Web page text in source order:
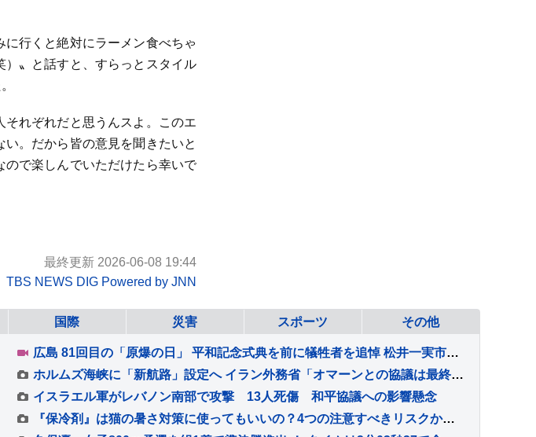
行くと絶対にラーメン食べちゃ
〟と話すと、すらっとスタイル
れぞれだと思うんスよ。このエ
。だから皆の意見を聞きたいと
で楽しんでいただけたら幸いで
最終更新 2026-06-08 19:44
TBS NEWS DIG Powered by JNN
国際 災害 スポーツ その他
広島 81回目の「原爆の日」 平和記念式典を前に犠牲者を追悼 松井一実市長は核廃絶訴えへ
ホルムズ海峡に「新航路」設定へ イラン外務省「オマーンとの協議は最終段階」 最高指導者モジタバ師の承認待ち
イスラエル軍がレバノン南部で攻撃 13人死傷 和平協議への影響懸念
『保冷剤』は猫の暑さ対策に使ってもいいの？4つの注意すべきリスクから安全な使用法まで